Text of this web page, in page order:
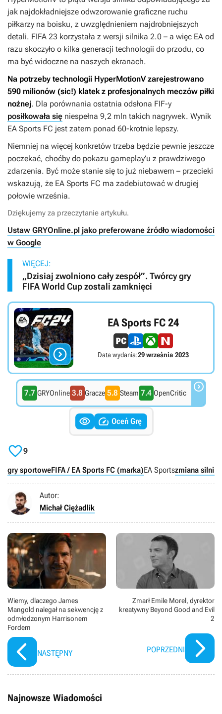
jak najdokładniejsze odwzorowanie graficzne ruchu
piłkarzy na boisku, z uwzględnieniem najdrobniejszych
detali. FIFA 23 korzystała z wersji silnika 2.0 – a więc EA od
razu skoczyło o kilka generacji technologii do przodu, co
ma być widoczne na naszych ekranach.
Na potrzeby technologii HyperMotionV zarejestrowano
590 milionów (sic!) klatek z profesjonalnych meczów piłki
nożnej. Dla porównania ostatnia odsłona FIF-y
posiłkowała się niespełna 9,2 mln takich nagrywek. Wynik
EA Sports FC jest zatem ponad 60-krotnie lepszy.
Niemniej na więcej konkretów trzeba będzie pewnie jeszcze
poczekać, choćby do pokazu gameplay’u z prawdziwego
zdarzenia. Być może stanie się to już niebawem – przecieki
wskazują, że EA Sports FC ma zadebiutować w drugiej
połowie września.
Dziękujemy za przeczytanie artykułu.
Ustaw GRYOnline.pl jako preferowane źródło wiadomości
w Google
WIĘCEJ:
„Dzisiaj zwolniono cały zespół”. Twórcy gry
FIFA World Cup zostali zamknięci

EA Sports FC 24
Data wydania:29 września 2023
7.7 GRYOnline 3.8 Gracze 5.8 Steam 7.4 OpenCritic 
  Oceń Grę
9
gry sportoweFIFA / EA Sports FC (marka)EA Sportszmiana silnika
Autor:
Michał Ciężadlik
Wiemy, dlaczego James
Mangold nalegał na sekwencję z
odmłodzonym Harrisonem
Fordem
NASTĘPNY
Zmarł Emile Morel, dyrektor
kreatywny Beyond Good and Evil
2
POPRZEDNI
Najnowsze Wiadomości